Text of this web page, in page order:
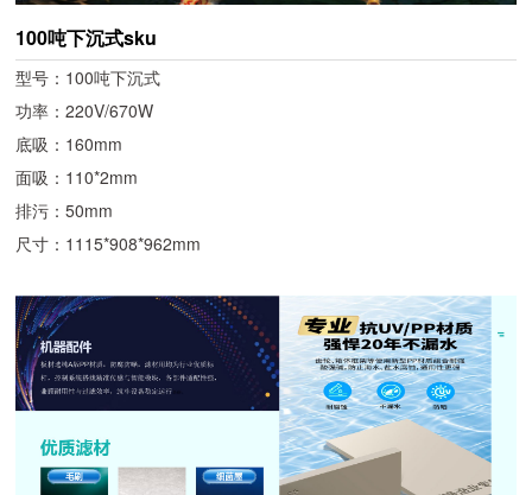
100吨下沉式sku
型号：100吨下沉式
功率：220V/670W
底吸：160mm
面吸：110*2mm
排污：50mm
尺寸：1115*908*962mm